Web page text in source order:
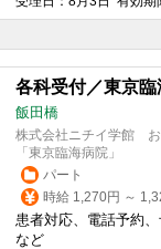
各科受付／東京
飯田橋
株式会社ニチイ学館 お
「東京臨海病院」
パート
時給 1,270円 ～
患者対応、電話予約
など